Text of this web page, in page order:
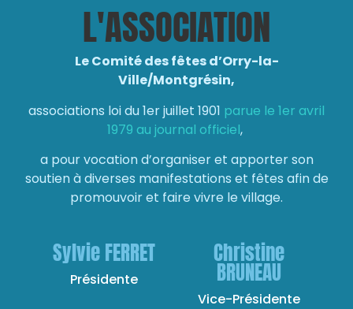
L'ASSOCIATION
Le Comité des fêtes d’Orry-la-
Ville/Montgrésin,
associations loi du 1er juillet 1901 parue le 1er avril
1979 au journal officiel,
a pour vocation d’organiser et apporter son
soutien à diverses manifestations et fêtes afin de
promouvoir et faire vivre le village.
Sylvie FERRET
Présidente
Christine
BRUNEAU
Vice-Présidente